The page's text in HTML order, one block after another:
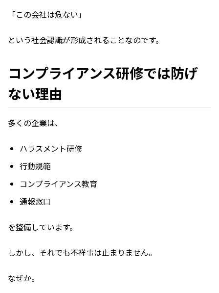
「この会社は危ない」
という社会認識が形成されることなのです。
コンプライアンス研修では防げ
ない理由
多くの企業は、
ハラスメント研修
行動規範
コンプライアンス教育
通報窓口
を整備しています。
しかし、それでも不祥事は止まりません。
なぜか。